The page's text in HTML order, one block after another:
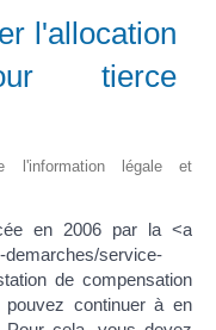
l'allocation
tierce
l'information légale et
en 2006 par la <a
demarches/service-
de compensation
continuer à en